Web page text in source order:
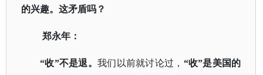
的兴趣。这矛盾吗？
郑永年：
“收”不是退。 我们以前就讨论过， “收”是美国的